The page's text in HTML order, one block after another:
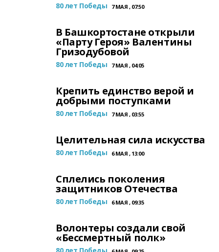
80 лет Победы 7 МАЯ , 07:50
В Башкортостане открыли
«Парту Героя» Валентины
Гризодубовой
80 лет Победы 7 МАЯ , 04:05
Крепить единство верой и
добрыми поступками
80 лет Победы 7 МАЯ , 03:55
Целительная сила искусства
80 лет Победы 6 МАЯ , 13:00
Сплелись поколения
защитников Отечества
80 лет Победы 6 МАЯ , 09:35
Волонтеры создали свой
«Бессмертный полк»